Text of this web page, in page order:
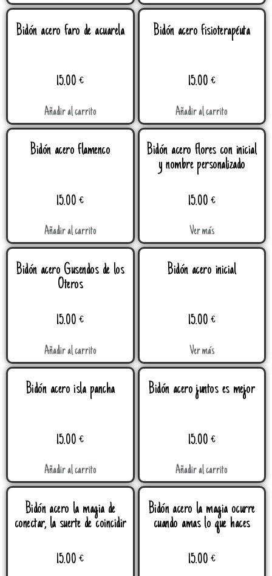
Bidón acero faro de acuarela
15.00€
Añadir al carrito
Bidón acero fisioterapéuta
15.00 €
Añadir al carrito
Bidón acero flamenco
15.00€
Añadir al carrito
Bidón acero flores con inicial
y nombre personalizado
15.00 €
Ver más
Bidón acero Gusendos de los
Oteros
15.00€
Añadir al carrito
Bidón acero inicial
15.00 €
Ver más
Bidón acero isla pancha
15.00€
Añadir al carrito
Bidón acero juntos es mejor
15.00 €
Añadir al carrito
Bidón acero la magia de
conectar, la suerte de coincidir
15.00€
Bidón acero la magia ocurre
cuando amas lo que haces
15.00 €